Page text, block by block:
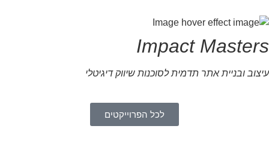
Impact Masters
עיצוב ובניית אתר תדמית לסוכנות שיווק דיגיטלי
לכל הפרוייקטים